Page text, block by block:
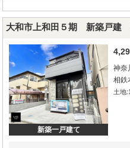
大和市上和田５期 新築戸建
新築一戸建て
神奈
相鉄
土地